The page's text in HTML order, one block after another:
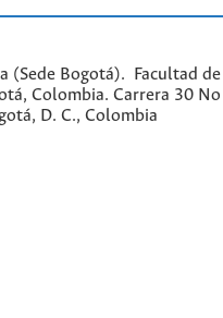
(Sede Bogotá). Facultad de
Colombia. Carrera 30
D. C., Colombia